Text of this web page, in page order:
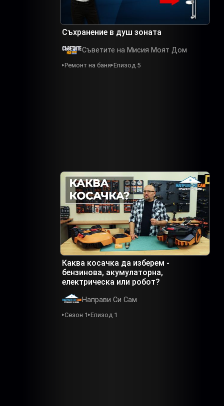
Съхранение в душ зоната
Съветите на Мисия Моят Дом
Ремонт на баня Епизод 5
Каква косачка да изберем -
бензинова, акумулаторна,
електрическа или робот?
Направи Си Сам
Сезон 1 Епизод 1